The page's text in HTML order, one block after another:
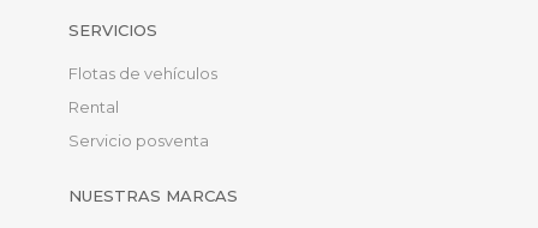
SERVICIOS
Flotas de vehículos
Rental
Servicio posventa
NUESTRAS MARCAS